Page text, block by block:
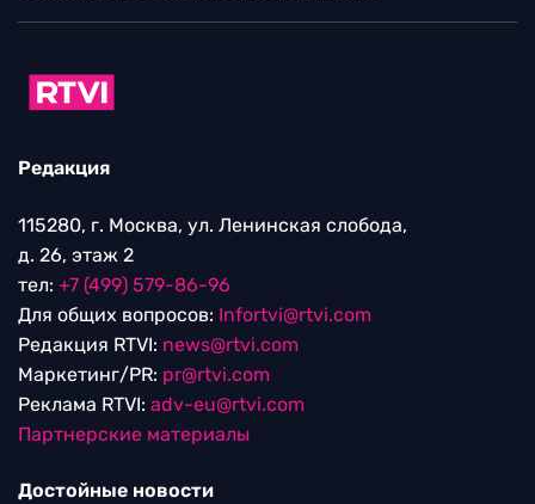
Редакция
115280, г. Москва, ул. Ленинская слобода,
д. 26, этаж 2
тел: +7 (499) 579-86-96
Для общих вопросов: Infortvi@rtvi.com
Редакция RTVI: news@rtvi.com
Маркетинг/PR: pr@rtvi.com
Реклама RTVI: adv-eu@rtvi.com
Партнерские материалы
Достойные новости